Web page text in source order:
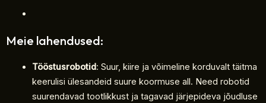
Meie lahendused:
Tööstusrobotid: Suur, kiire ja võimeline korduvalt täitma
keerulisi ülesandeid suure koormuse all. Need robotid
suurendavad tootlikkust ja tagavad järjepideva jõudluse